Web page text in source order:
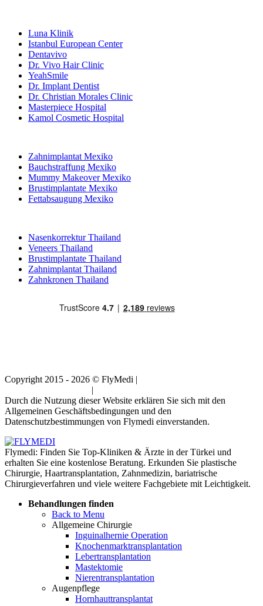
Luna Klinik
Istanbul European Center
Dentavivo
Dr. Vivo Hair Clinic
YeahSmile
Dr. Implant Dentist
Dr. Christian Morales Clinic
Masterpiece Hospital
Kamol Cosmetic Hospital
Zahnimplantat Mexiko
Bauchstraffung Mexiko
Mummy Makeover Mexiko
Brustimplantate Mexiko
Fettabsaugung Mexiko
Nasenkorrektur Thailand
Veneers Thailand
Brustimplantate Thailand
Zahnimplantat Thailand
Zahnkronen Thailand
Copyright 2015 - 2026 © FlyMedi |
|
Durch die Nutzung dieser Website erklären Sie sich mit den
Allgemeinen Geschäftsbedingungen und den
Datenschutzbestimmungen von Flymedi einverstanden.
Flymedi: Finden Sie Top-Kliniken & Ärzte in der Türkei und
erhalten Sie eine kostenlose Beratung. Erkunden Sie plastische
Chirurgie, Haartransplantation, Zahnmedizin, bariatrische
Chirurgieverfahren und viele weitere Fachgebiete mit Leichtigkeit.
Behandlungen finden
Back to Menu
Allgemeine Chirurgie
Inguinalhernie Operation
Knochenmarktransplantation
Lebertransplantation
Mastektomie
Nierentransplantation
Augenpflege
Hornhauttransplantat